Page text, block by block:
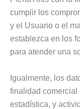
cumplir los
y el Usuario o el
establezca en los
para atender una
Igualmente, los
finalidad comercial
estadística, y